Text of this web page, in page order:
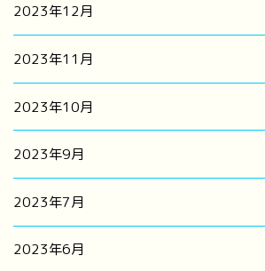
2023年12月
2023年11月
2023年10月
2023年9月
2023年7月
2023年6月